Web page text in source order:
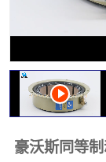
豪沃斯同等
橡胶件